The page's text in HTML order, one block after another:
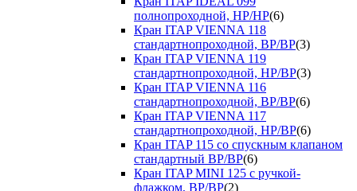
полнопроходной, НР/НР(6)
Кран ITAP VIENNA 118
стандартнопроходной, ВР/ВР(3)
Кран ITAP VIENNA 119
стандартнопроходной, НР/ВР(3)
Кран ITAP VIENNA 116
стандартнопроходной, ВР/ВР(6)
Кран ITAP VIENNA 117
стандартнопроходной, НР/ВР(6)
Кран ITAP 115 со спускным клапаном
стандартный ВР/ВР(6)
Кран ITAP MINI 125 с ручкой-
флажком, ВР/ВР(2)